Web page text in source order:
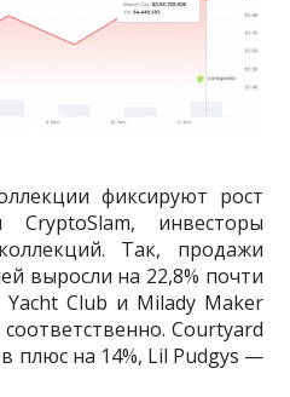
фиксируют рост
инвесторы
Так, продажи
выросли на 22,8% почти
Club и Milady Maker
Courtyard
плюс на 14%, Lil Pudgys —